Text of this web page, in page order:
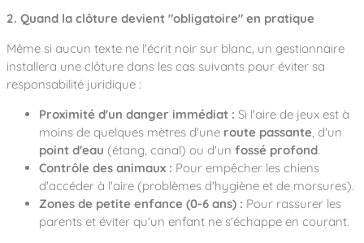
2. Quand la clôture devient "obligatoire" en pratique
Même si aucun texte ne l'écrit noir sur blanc, un gestionnaire
installera une clôture dans les cas suivants pour éviter sa
responsabilité juridique :
Proximité d'un danger immédiat : Si l'aire de jeux est à
moins de quelques mètres d'une route passante, d'un
point d'eau (étang, canal) ou d'un fossé profond.
Contrôle des animaux : Pour empêcher les chiens
d'accéder à l'aire (problèmes d'hygiène et de morsures).
Zones de petite enfance (0-6 ans) : Pour rassurer les
parents et éviter qu'un enfant ne s'échappe en courant.